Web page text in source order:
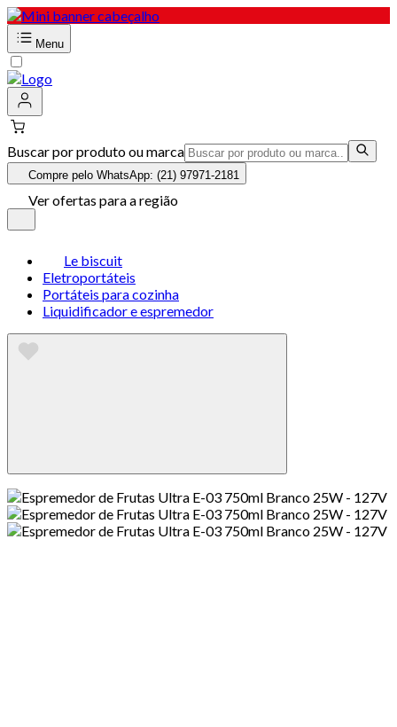
Menu
Buscar por produto ou marca
Compre pelo WhatsApp: (21) 97971-2181
Ver ofertas para a região
Le biscuit
Eletroportáteis
Portáteis para cozinha
Liquidificador e espremedor